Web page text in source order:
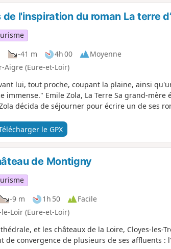
l'inspiration du roman La terre
-41 m 4h 00
Moyenne
Aigre (Eure-et-Loir)
lui, tout proche, coupant la plaine, ainsi
immense." Emile Zola, La Terre Sa grand-mère
décida de séjourner pour écrire un de ses
le GPX
de Montigny
-9 m 1h 50
Facile
Loir (Eure-et-Loir)
et les châteaux de la Loire, Cloyes-les-
de convergence de plusieurs de ses affluents :